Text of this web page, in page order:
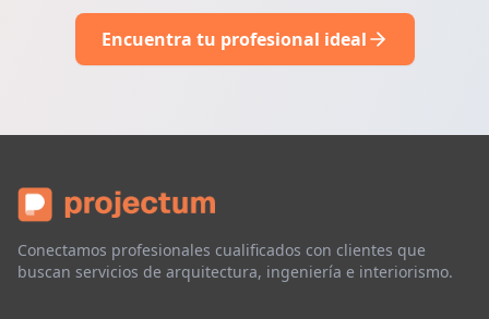
Encuentra tu profesional ideal
Conectamos profesionales cualificados con clientes que
buscan servicios de arquitectura, ingeniería e interiorismo.